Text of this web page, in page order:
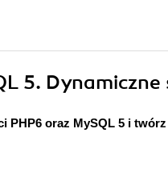
5.
PHP6 oraz MySQL 5 i